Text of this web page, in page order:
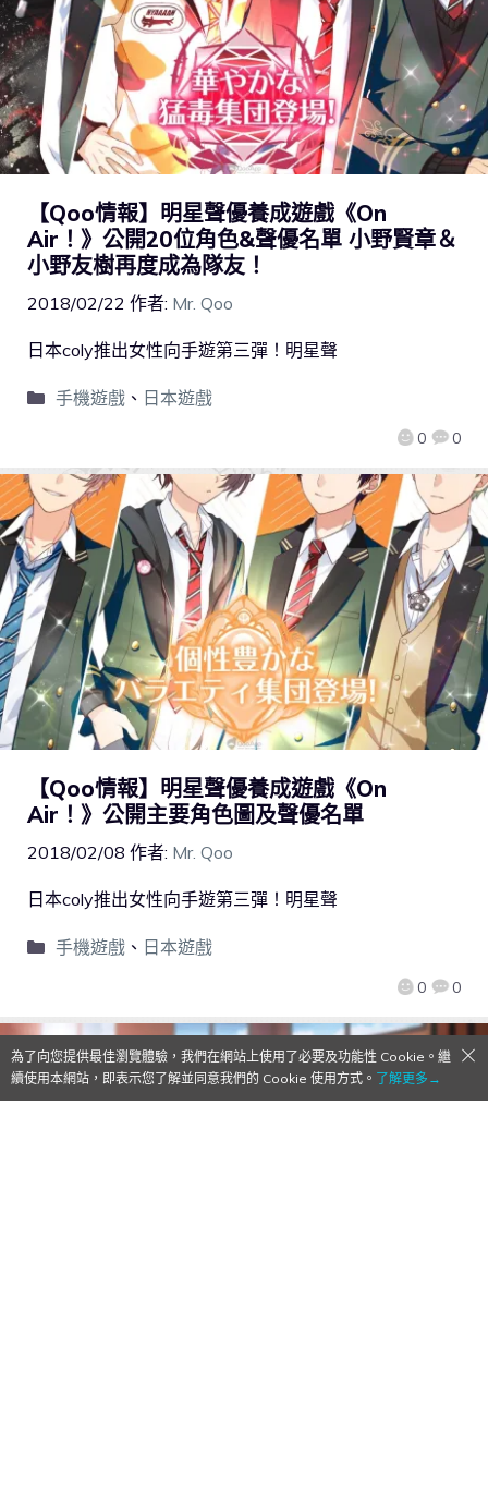
【Qoo情報】明星聲優養成遊戲《On
Air！》公開20位角色&聲優名單 小野賢章＆
小野友樹再度成為隊友！
2018/02/22 作者: Mr. Qoo
0 0
日本coly推出女性向手遊第三彈！明星聲
手機遊戲、 日本遊戲
【Qoo情報】明星聲優養成遊戲《On
Air！》公開主要角色圖及聲優名單
2018/02/08 作者: Mr. Qoo
0 0
日本coly推出女性向手遊第三彈！明星聲
手機遊戲、 日本遊戲
為了向您提供最佳瀏覽體驗，我們在網站上使用了必要及功能性 Cookie。繼
續使用本網站，即表示您了解並同意我們的 Cookie 使用方式。 了解更多→